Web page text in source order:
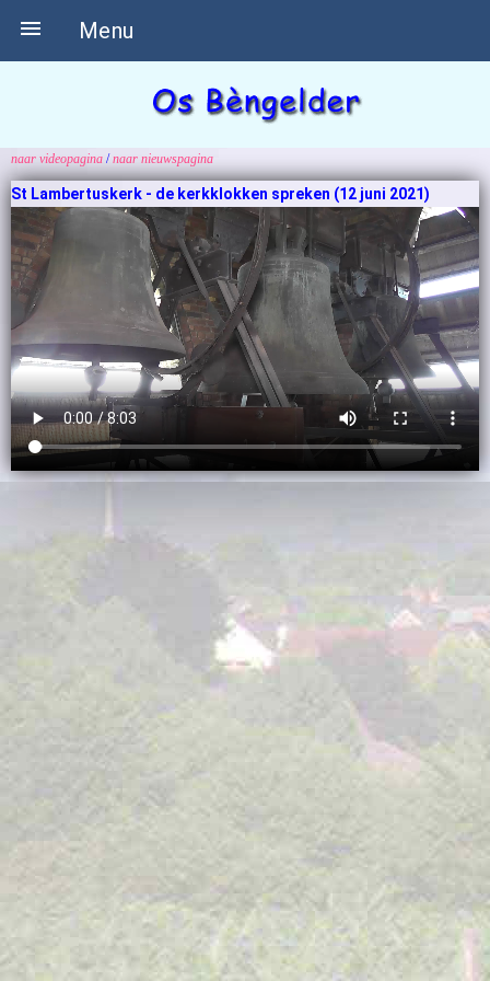
Menu

naar videopagina /naar nieuwspagina
St Lambertuskerk - de kerkklokken spreken (12 juni 2021)